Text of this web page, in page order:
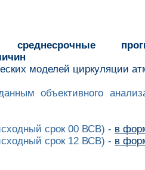
среднесрочные
моделей циркуляции
объективного
срок 00 ВСВ) - в
срок 12 ВСВ) - в